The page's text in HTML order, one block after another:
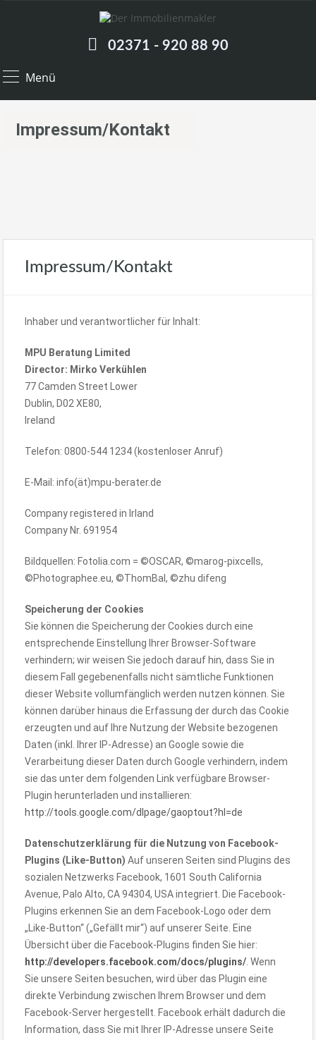
02371 - 920 88 90
Menü
Impressum/Kontakt
Impressum/Kontakt
Inhaber und verantwortlicher für Inhalt:
MPU Beratung Limited
Director: Mirko Verkühlen
77 Camden Street Lower
Dublin, D02 XE80,
Ireland
Telefon: 0800-544 1234 (kostenloser Anruf)
E-Mail: info(ät)mpu-berater.de
Company registered in Irland
Company Nr. 691954
Bildquellen: Fotolia.com = ©OSCAR, ©marog-pixcells,
©Photographee.eu, ©ThomBal, ©zhu difeng
Speicherung der Cookies
Sie können die Speicherung der Cookies durch eine
entsprechende Einstellung Ihrer Browser-Software
verhindern; wir weisen Sie jedoch darauf hin, dass Sie in
diesem Fall gegebenenfalls nicht sämtliche Funktionen
dieser Website vollumfänglich werden nutzen können. Sie
können darüber hinaus die Erfassung der durch das Cookie
erzeugten und auf Ihre Nutzung der Website bezogenen
Daten (inkl. Ihrer IP-Adresse) an Google sowie die
Verarbeitung dieser Daten durch Google verhindern, indem
sie das unter dem folgenden Link verfügbare Browser-
Plugin herunterladen und installieren:
http://tools.google.com/dlpage/gaoptout?hl=de
Datenschutzerklärung für die Nutzung von Facebook-
Plugins (Like-Button) Auf unseren Seiten sind Plugins des
sozialen Netzwerks Facebook, 1601 South California
Avenue, Palo Alto, CA 94304, USA integriert. Die Facebook-
Plugins erkennen Sie an dem Facebook-Logo oder dem
„Like-Button“ („Gefällt mir“) auf unserer Seite. Eine
Übersicht über die Facebook-Plugins finden Sie hier:
http://developers.facebook.com/docs/plugins/ . Wenn
Sie unsere Seiten besuchen, wird über das Plugin eine
direkte Verbindung zwischen Ihrem Browser und dem
Facebook-Server hergestellt. Facebook erhält dadurch die
Information, dass Sie mit Ihrer IP-Adresse unsere Seite